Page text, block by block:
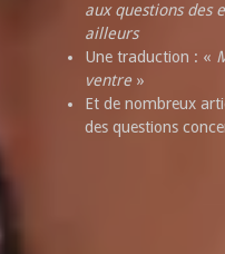
aux questions des
ailleurs
Une traduction : «
ventre»
Et de nombreux
des questions